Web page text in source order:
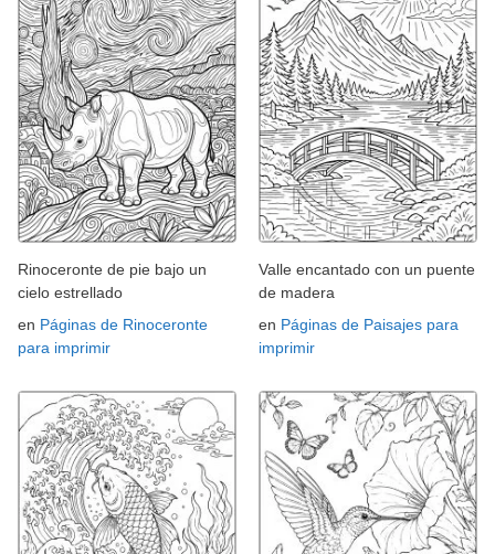
Rinoceronte de pie bajo un
cielo estrellado
en Páginas de Rinoceronte
para imprimir
Valle encantado con un puente
de madera
en Páginas de Paisajes para
imprimir